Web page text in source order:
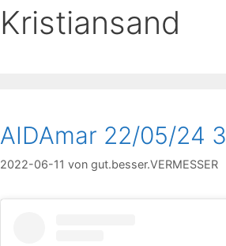
Kristiansand
AIDAmar 22/05/24
2022-06-11 von gut.besser.VERMESSER